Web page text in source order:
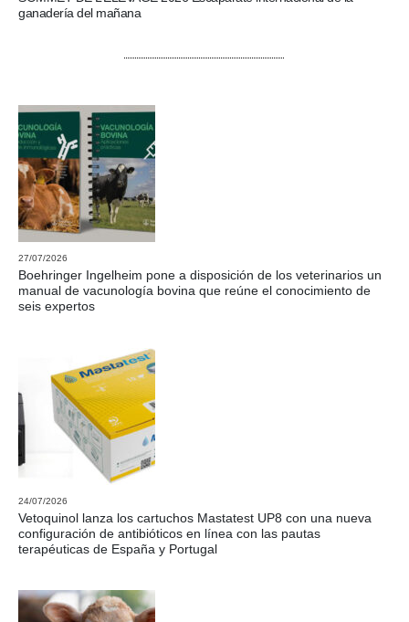
ganadería del mañana
27/07/2026
Boehringer Ingelheim pone a disposición de los veterinarios un
manual de vacunología bovina que reúne el conocimiento de
seis expertos
24/07/2026
Vetoquinol lanza los cartuchos Mastatest UP8 con una nueva
configuración de antibióticos en línea con las pautas
terapéuticas de España y Portugal